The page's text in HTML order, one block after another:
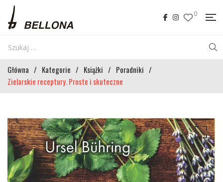
0
Główna / Kategorie / Książki / Poradniki /
Zielarskie receptury. Proste i skuteczne